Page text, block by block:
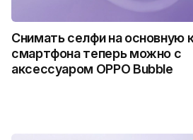
Снимать селфи на основную
смартфона теперь можно с
аксессуаром OPPO Bubble